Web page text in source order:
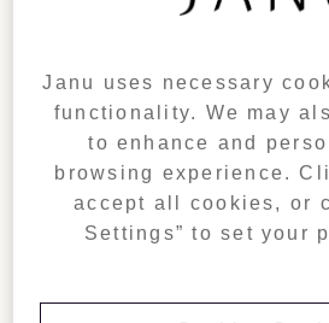
다음과 같이 침실 2개 구성이 가능합니
Janu uses necessary
functionality. We may
to enhance and
browsing experience.
accept all cookies, or
Settings” to set your